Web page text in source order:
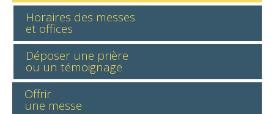
Horaires des messes
et offices
Déposer une prière
ou un témoignage
Offrir
une messe